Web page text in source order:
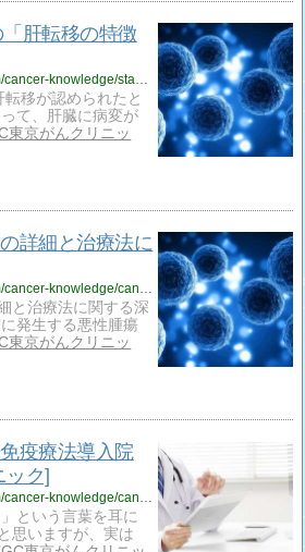
肝転移の特徴
移が認められたと
て、肝臓に病変が
東京がんクリニッ
詳細と治療法に
https://gan-chiryou-clinic.com/cancer-knowledge/cancer-uterus-stage-4/
と治療法に関する深
発生する悪性腫瘍
東京がんクリニッ
疫療法導入院
ック]
https://gan-chiryou-clinic.com/cancer-knowledge/cancer-makki/
という言葉を耳に
思いますが、実は